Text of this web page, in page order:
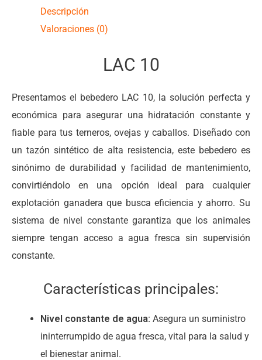
Descripción
Valoraciones (0)
LAC 10
Presentamos el bebedero LAC 10, la solución perfecta y
económica para asegurar una hidratación constante y
fiable para tus terneros, ovejas y caballos. Diseñado con
un tazón sintético de alta resistencia, este bebedero es
sinónimo de durabilidad y facilidad de mantenimiento,
convirtiéndolo en una opción ideal para cualquier
explotación ganadera que busca eficiencia y ahorro. Su
sistema de nivel constante garantiza que los animales
siempre tengan acceso a agua fresca sin supervisión
constante.
Características principales:
Nivel constante de agua: Asegura un suministro
ininterrumpido de agua fresca, vital para la salud y
el bienestar animal.